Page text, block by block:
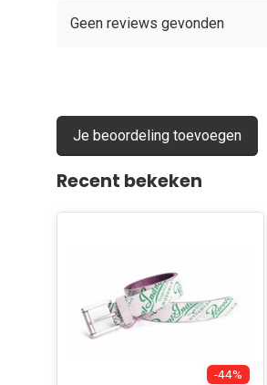
Geen reviews gevonden
Je beoordeling toevoegen
Recent bekeken
-44%